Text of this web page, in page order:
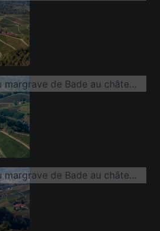
Domaine viticole du margrave de Bade au château de Staufenberg
Domaine viticole du margrave de Bade au château de Staufenberg